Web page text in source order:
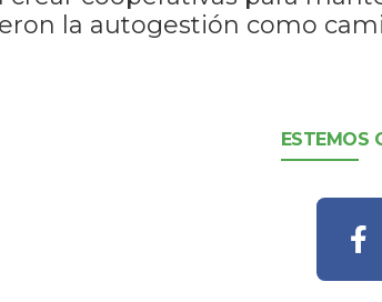
la autogestión como
ESTEMOS